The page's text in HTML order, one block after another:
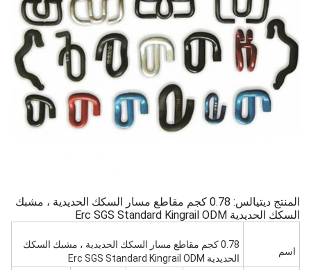
المنتج ديتيالس: 0.78 كجم مقاطع مسار السكك الحديدية ، مشبك
السكك الحديدية Erc SGS Standard Kingrail ODM
اسم
0.78 كجم مقاطع مسار السكك الحديدية ، مشبك السكك
الحديدية Erc SGS Standard Kingrail ODM